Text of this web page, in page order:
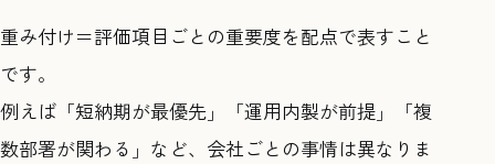
重み付け＝評価項目ごとの重要度を配点で表すこと
です。
例えば「短納期が最優先」「運用内製が前提」「複
数部署が関わる」など、会社ごとの事情は異なりま